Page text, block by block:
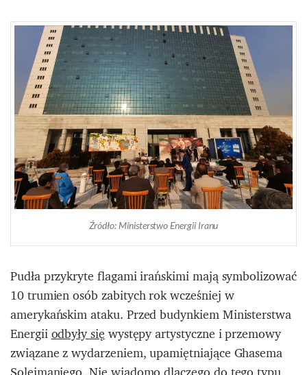
Źródło: Ministerstwo Energii Iranu
Pudła przykryte flagami irańskimi mają symbolizować
10 trumien osób zabitych rok wcześniej w
amerykańskim ataku. Przed budynkiem Ministerstwa
Energiiodbyły sięwystępy artystyczne i przemowy
związane z wydarzeniem, upamiętniające Ghasema